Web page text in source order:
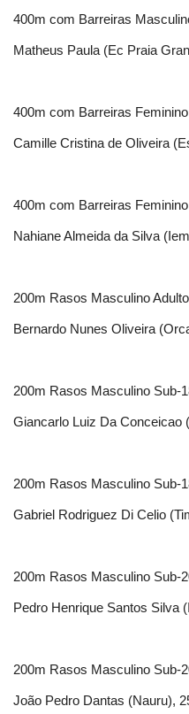
400m com Barreiras
Matheus Paula (Ec Praia
400m com Barreiras
Camille Cristina de Oliveira
400m com Barreiras
Nahiane Almeida da Silva
200m Rasos Masculino
Bernardo Nunes Oliveira
200m Rasos Masculino Sub-
Giancarlo Luiz Da Conceicao
200m Rasos Masculino Sub-
Gabriel Rodriguez Di Celio
200m Rasos Masculino Sub-
Pedro Henrique Santos Silva
200m Rasos Masculino Sub-
João Pedro Dantas (Nauru),